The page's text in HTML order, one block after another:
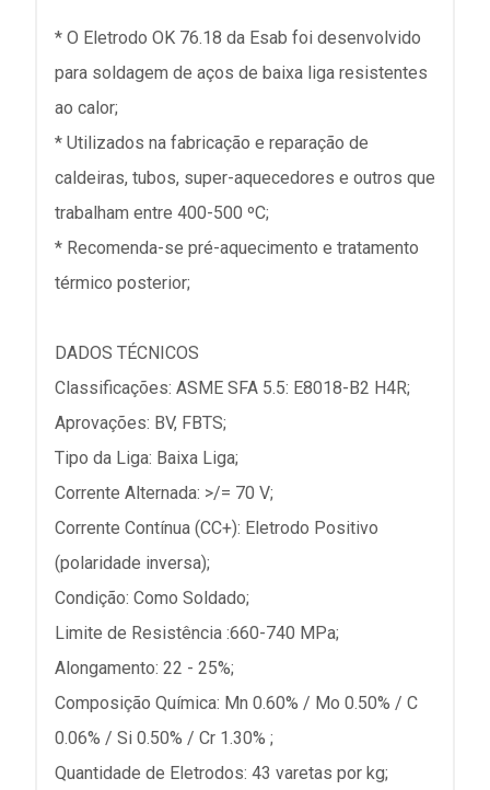
* O Eletrodo OK 76.18 da Esab foi desenvolvido
para soldagem de aços de baixa liga resistentes
ao calor;
* Utilizados na fabricação e reparação de
caldeiras, tubos, super-aquecedores e outros que
trabalham entre 400-500 ºC;
* Recomenda-se pré-aquecimento e tratamento
térmico posterior;
DADOS TÉCNICOS
Classificações: ASME SFA 5.5: E8018-B2 H4R;
Aprovações: BV, FBTS;
Tipo da Liga: Baixa Liga;
Corrente Alternada: >/= 70 V;
Corrente Contínua (CC+): Eletrodo Positivo
(polaridade inversa);
Condição: Como Soldado;
Limite de Resistência :660-740 MPa;
Alongamento: 22 - 25%;
Composição Química: Mn 0.60% / Mo 0.50% / C
0.06% / Si 0.50% / Cr 1.30% ;
Quantidade de Eletrodos: 43 varetas por kg;